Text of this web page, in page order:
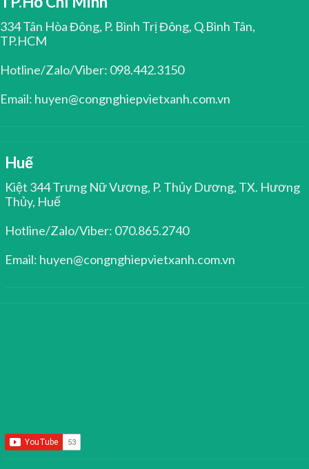
334 Tân Hòa Đông, P. Bình Trị Đông, Q.Bình Tân,
TP.HCM
Hotline/Zalo/Viber: 098.442.3150
Email: huyen@congnghiepvietxanh.com.vn
Huế
Kiệt 344 Trưng Nữ Vương, P. Thủy Dương, TX. Hương
Thủy, Huế
Hotline/Zalo/Viber: 070.865.2740
Email: huyen@congnghiepvietxanh.com.vn